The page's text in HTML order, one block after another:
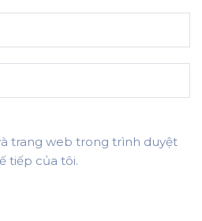
trang web trong trình duyệt
tiếp của tôi.